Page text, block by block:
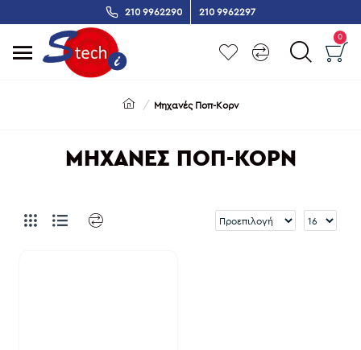
210 9962290 210 9962297
0
Μηχανές Ποπ-Κορν
ΜΗΧΑΝΈΣ ΠΟΠ-ΚΟΡΝ